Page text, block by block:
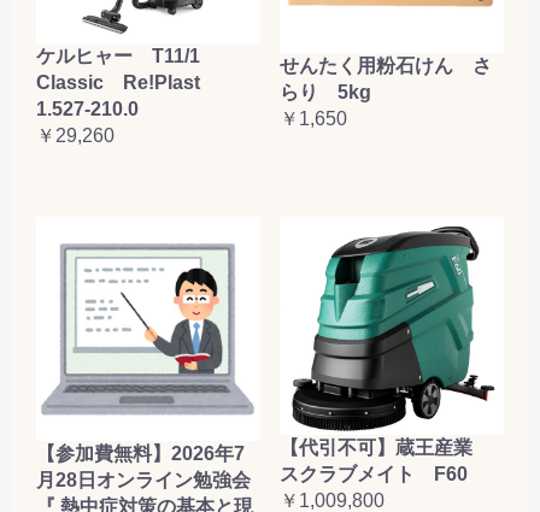
ケルヒャー T11/1
Classic Re!Plast
1.527-210.0
￥29,260
せんたく用粉石けん さ
らり 5kg
￥1,650
【参加費無料】2026年7
月28日オンライン勉強会
『 熱中症対策の基本と現
【代引不可】蔵王産業
スクラブメイト F60
￥1,009,800